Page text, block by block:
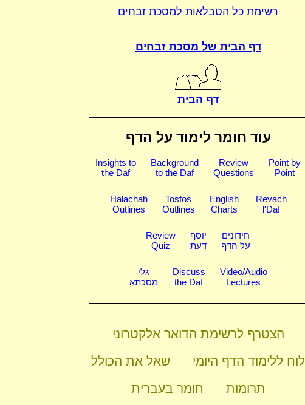
רשימת כל הטבלאות למסכת זבחים
דף הבית של מסכת זבחים
דף הבית
עוד חומר לימוד על הדף
Insights to
the Daf
Background
to the Daf
Review
Questions
Point by
Point
Halachah
Outlines
Tosfos
Outlines
English
Charts
Revach
l'Daf
Review
Quiz
יוסף
דעת
חידונים
על הדף
גלי
מסכתא
Discuss
the Daf
Video/Audio
Lectures
הצטרף לרשימת הדואר אלקטרוני
שאל את הכולל
לוח ללימוד הדף היומי
חומר בעברית
תרומות